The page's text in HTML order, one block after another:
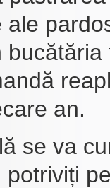
ale
an.
se va